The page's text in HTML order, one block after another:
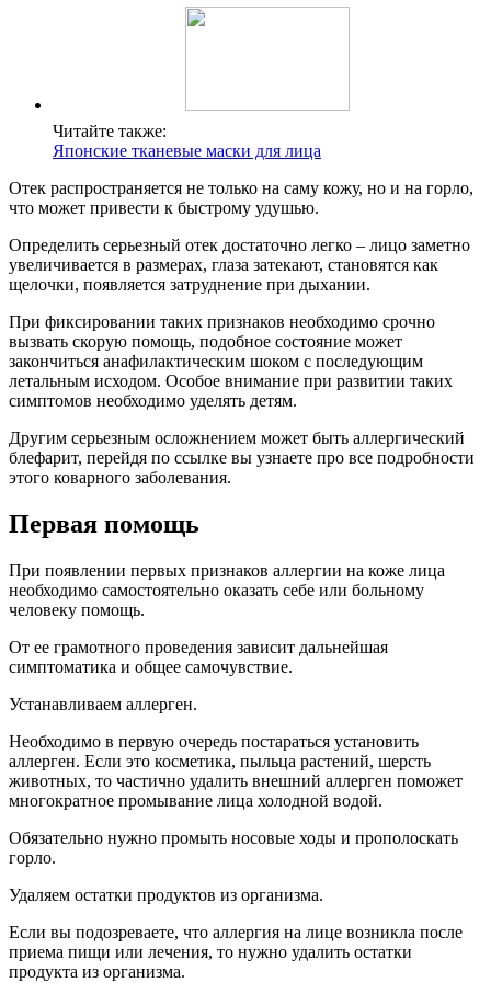
Читайте также:
Японские тканевые маски для лица
Отек распространяется не только на саму кожу, но и на горло,
что может привести к быстрому удушью.
Определить серьезный отек достаточно легко – лицо заметно
увеличивается в размерах, глаза затекают, становятся как
щелочки, появляется затруднение при дыхании.
При фиксировании таких признаков необходимо срочно
вызвать скорую помощь, подобное состояние может
закончиться анафилактическим шоком с последующим
летальным исходом. Особое внимание при развитии таких
симптомов необходимо уделять детям.
Другим серьезным осложнением может быть аллергический
блефарит, перейдя по ссылке вы узнаете про все подробности
этого коварного заболевания.
Первая помощь
При появлении первых признаков аллергии на коже лица
необходимо самостоятельно оказать себе или больному
человеку помощь.
От ее грамотного проведения зависит дальнейшая
симптоматика и общее самочувствие.
Устанавливаем аллерген.
Необходимо в первую очередь постараться установить
аллерген. Если это косметика, пыльца растений, шерсть
животных, то частично удалить внешний аллерген поможет
многократное промывание лица холодной водой.
Обязательно нужно промыть носовые ходы и прополоскать
горло.
Удаляем остатки продуктов из организма.
Если вы подозреваете, что аллергия на лице возникла после
приема пищи или лечения, то нужно удалить остатки
продукта из организма.